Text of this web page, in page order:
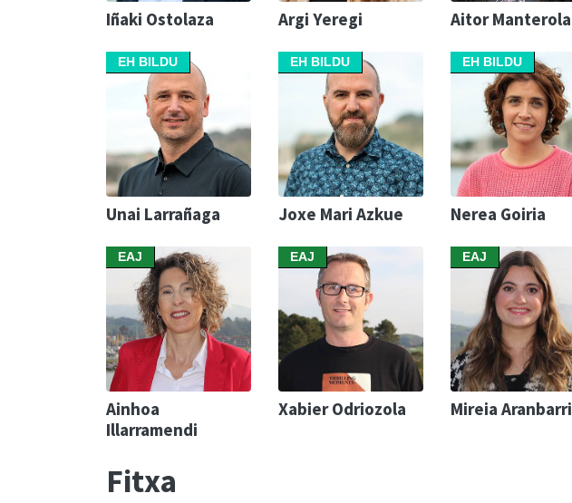
Iñaki Ostolaza Argi Yeregi Aitor Manterola
EH BILDU
Unai Larrañaga
EH BILDU
Joxe Mari Azkue
EH BILDU
Nerea Goiria
EAJ
Ainhoa
Illarramendi
EAJ
Xabier Odriozola
EAJ
Mireia Aranbarri
Fitxa